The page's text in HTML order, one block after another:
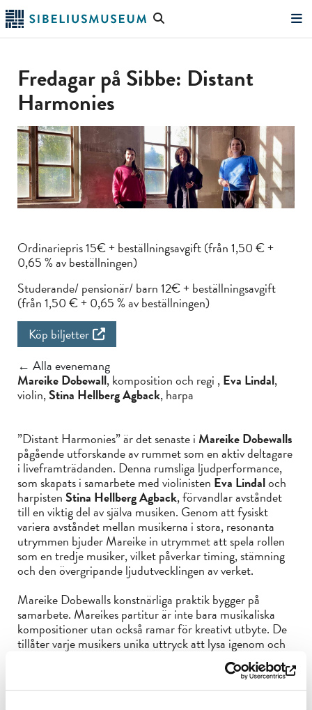
Hoppa
till
huvudinnehållet
Sök
Fredagar på Sibbe: Distant
Harmonies
Ordinariepris 15€ + beställningsavgift (från 1,50 € +
0,65 % av beställningen)
Studerande/ pensionär/ barn 12€ + beställningsavgift
(från 1,50 € + 0,65 % av beställningen)
Köp biljetter
← Alla evenemang
Mareike Dobewall, komposition och regi ,Eva Lindal,
violin,Stina Hellberg Agback, harpa
”Distant Harmonies” är det senaste iMareike Dobewalls
pågående utforskande av rummet som en aktiv deltagare
i liveframträdanden. Denna rumsliga ljudperformance,
som skapats i samarbete med violinisten Eva Lindaloch
harpistenStina Hellberg Agback, förvandlar avståndet
till en viktig del av själva musiken. Genom att fysiskt
variera avståndet mellan musikerna i stora, resonanta
utrymmen bjuder Mareike in utrymmet att spela rollen
som en tredje musiker, vilket påverkar timing, stämning
och den övergripande ljudutvecklingen av verket.
Mareike Dobewalls konstnärliga praktik bygger på
samarbete. Mareikes partitur är inte bara musikaliska
kompositioner utan också ramar för kreativt utbyte. De
tillåter varje musikers unika uttryck att lysa igenom och
forma framförandet. I ”Distant Harmonies” är denna
samarbetsmetod kärnan i projektet och omfattar även